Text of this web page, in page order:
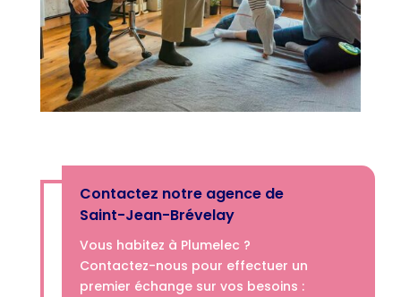
Contactez notre agence de
Saint-Jean-Brévelay
Vous habitez à Plumelec ?
Contactez-nous pour effectuer un
premier échange sur vos besoins :